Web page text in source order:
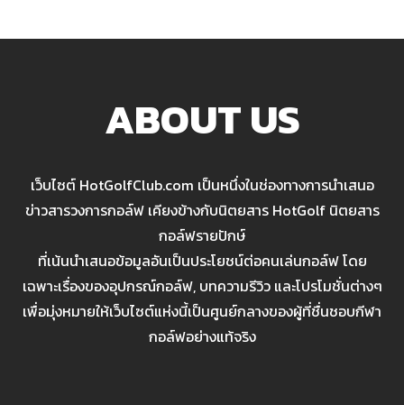
ABOUT US
เว็บไซต์ HotGolfClub.com เป็นหนึ่งในช่องทางการนำเสนอ
ข่าวสารวงการกอล์ฟ เคียงข้างกับนิตยสาร HotGolf นิตยสาร
กอล์ฟรายปักษ์
ที่เน้นนำเสนอข้อมูลอันเป็นประโยชน์ต่อคนเล่นกอล์ฟ โดย
เฉพาะเรื่องของอุปกรณ์กอล์ฟ, บทความรีวิว และโปรโมชั่นต่างๆ
เพื่อมุ่งหมายให้เว็บไซต์แห่งนี้เป็นศูนย์กลางของผู้ที่ชื่นชอบกีฬา
กอล์ฟอย่างแท้จริง